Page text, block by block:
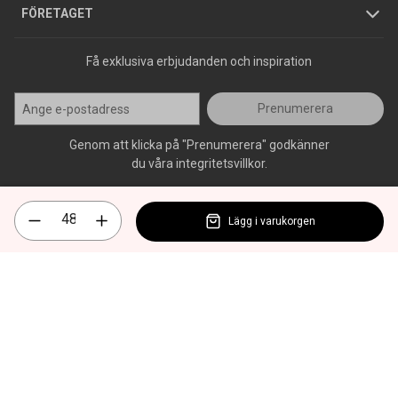
FÖRETAGET
Press
Få exklusiva erbjudanden och inspiration
Prenumerera
Genom att klicka på "Prenumerera" godkänner
du våra integritetsvillkor.
Lägg i varukorgen